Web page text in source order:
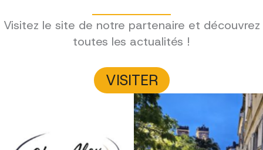
Visitez le site de notre partenaire et découvrez
toutes les actualités !
VISITER